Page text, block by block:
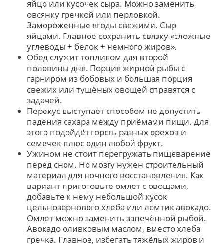
яйцо или кусочек сыра. Можно заменить
овсянку гречкой или перловкой.
Замороженные ягоды свежими. Сыр
яйцами. Главное сохранить связку «сложные
углеводы + белок + немного жиров».
Обед служит топливом для второй
половины дня. Порция жирной рыбы с
гарниром из бобовых и большая порция
свежих или тушёных овощей справятся с
задачей.
Перекус выступает способом не допустить
падения сахара между приёмами пищи. Для
этого подойдёт горсть разных орехов и
семечек плюс один любой фрукт.
Ужином не стоит перегружать пищеварение
перед сном. Но мозгу нужен строительный
материал для ночного восстановления. Как
вариант приготовьте омлет с овощами,
добавьте к нему небольшой кусок
цельнозернового хлеба или ломтик авокадо.
Омлет можно заменить запечённой рыбой.
Авокадо оливковым маслом, вместо хлеба
гречка. Главное, избегать тяжёлых жиров и